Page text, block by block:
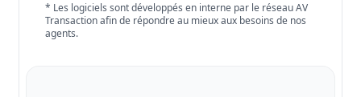
* Les logiciels sont développés en interne par le réseau AV
Transaction afin de répondre au mieux aux besoins de nos
agents.